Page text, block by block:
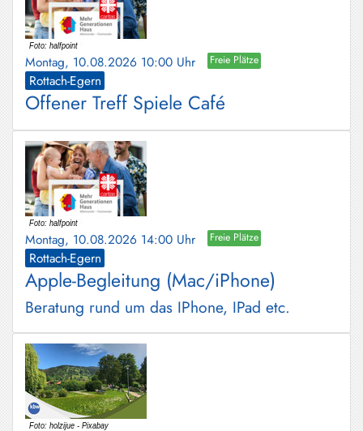
Montag, 10.08.2026 10:00 Uhr Freie Plätze
Rottach-Egern
Offener Treff Spiele Café
Montag, 10.08.2026 14:00 Uhr Freie Plätze
Rottach-Egern
Apple-Begleitung (Mac/iPhone)
Beratung rund um das IPhone, IPad etc.